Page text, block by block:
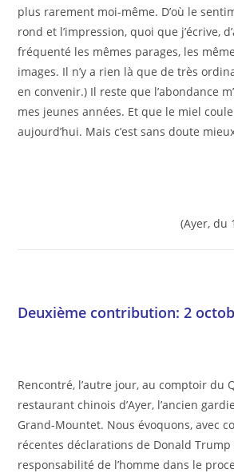
plus rarement moi-même. D’où le
rond et l’impression, quoi que j’écrive,
fréquenté les mêmes parages, les
images. Il n’y a rien là que de très
en convenir.) Il reste que l’abondance
mes jeunes années. Et que le miel
aujourd’hui. Mais c’est sans doute
(Ayer, du 1er
Deuxième contribution: 2
Rencontré, l’autre jour, au comptoir du
restaurant chinois d’Ayer, l’ancien
Grand-Mountet. Nous évoquons, avec
récentes déclarations de Donald
responsabilité de l’homme dans le